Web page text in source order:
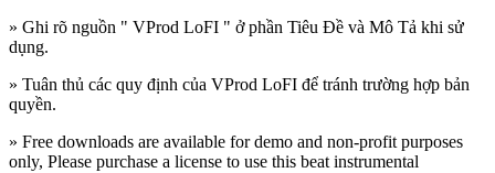
» Ghi rõ nguồn " VProd LoFI " ở phần Tiêu Đề và Mô Tả khi sử
dụng.
» Tuân thủ các quy định của VProd LoFI để tránh trường hợp bản
quyền.
» Free downloads are available for demo and non-profit purposes
only, Please purchase a license to use this beat instrumental